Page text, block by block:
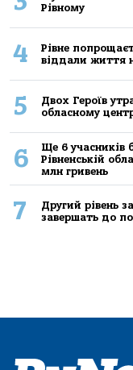
Рівному
4
Рівне
віддали життя
5
Двох Героїв
обласному
6
Ще 6 учасників
Рівненській
млн гривень
7
Другий рівень
завершать до